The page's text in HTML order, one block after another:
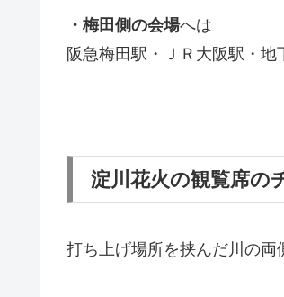
・梅田側の会場へは
阪急梅田駅・ＪＲ大阪駅・地
淀川花火の観覧席の
打ち上げ場所を挟んだ川の両